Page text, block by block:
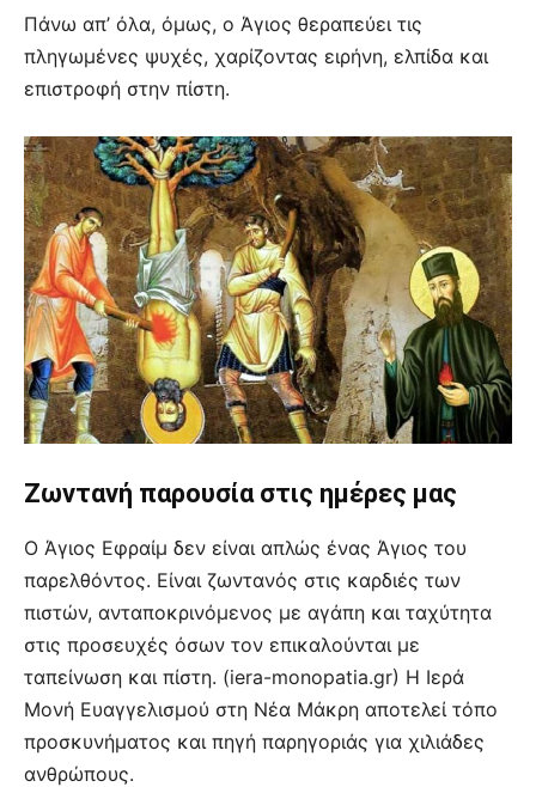
Πάνω απ’ όλα, όμως, ο Άγιος θεραπεύει τις
πληγωμένες ψυχές, χαρίζοντας ειρήνη, ελπίδα και
επιστροφή στην πίστη.
Ζωντανή παρουσία στις ημέρες μας
Ο Άγιος Εφραίμ δεν είναι απλώς ένας Άγιος του
παρελθόντος. Είναι ζωντανός στις καρδιές των
πιστών, ανταποκρινόμενος με αγάπη και ταχύτητα
στις προσευχές όσων τον επικαλούνται με
ταπείνωση και πίστη. (iera-monopatia.gr) Η Ιερά
Μονή Ευαγγελισμού στη Νέα Μάκρη αποτελεί τόπο
προσκυνήματος και πηγή παρηγοριάς για χιλιάδες
ανθρώπους.